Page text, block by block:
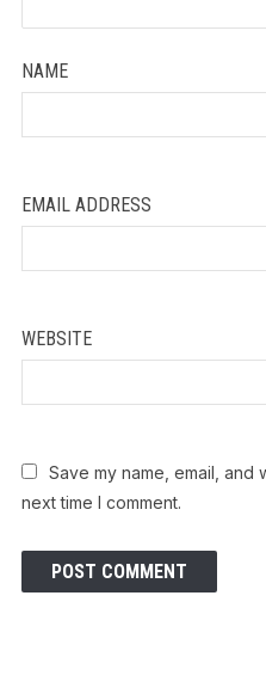
NAME
EMAIL ADDRESS
WEBSITE
Save my name, email, and
next time I comment.